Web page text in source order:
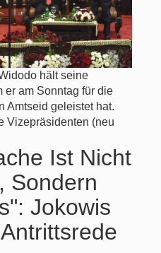
hält seine
er am Sonntag für die
Amtseid geleistet hat.
Vizepräsidenten (neu
Ist Nicht
Sondern
Jokowis